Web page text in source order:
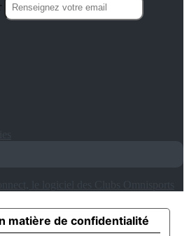
matière de confidentialité